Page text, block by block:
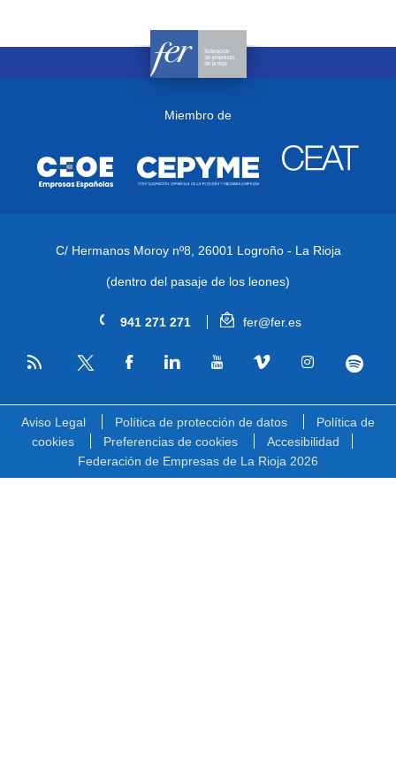
Miembro de
C/ Hermanos Moroy nº8, 26001 Logroño - La Rioja
(dentro del pasaje de los leones)
941 271 271 fer@fer.es
RSS
Aviso Legal Política de protección de datos
Política de
cookies
Preferencias de cookies
Accesibilidad
Federación de Empresas de La Rioja 2026